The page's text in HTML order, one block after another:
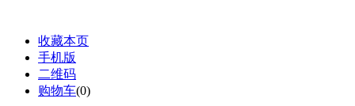
收藏本页
手机版
二维码
购物车(0)